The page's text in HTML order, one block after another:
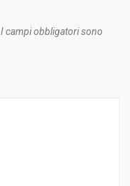
I campi obbligatori sono